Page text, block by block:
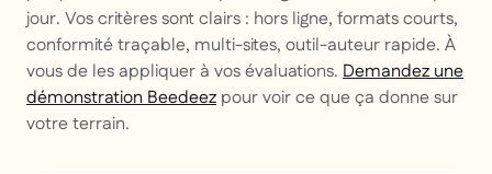
jour. Vos critères sont clairs : hors ligne, formats courts,
conformité traçable, multi-sites, outil-auteur rapide. À
vous de les appliquer à vos évaluations. Demandez une
démonstration Beedeez pour voir ce que ça donne sur
votre terrain.